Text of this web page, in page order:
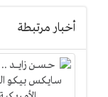
أخبار مرتبطة